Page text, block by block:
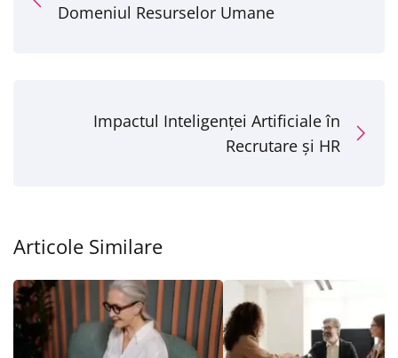
Domeniul Resurselor Umane
Impactul Inteligenței Artificiale în
Recrutare și HR
Articole Similare